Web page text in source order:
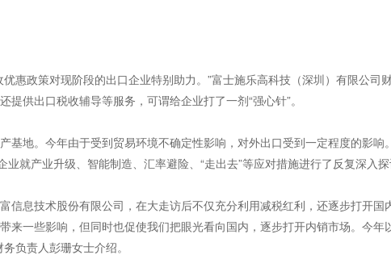
惠政策对现阶段的出口企业特别助力。”富士施乐高科技（深圳）有限公
供出口税收辅导等服务，可谓给企业打了一剂“强心针”。
基地。今年由于受到贸易环境不确定性影响，对外出口受到一定程度的影
就产业升级、智能制造、汇率避险、“走出去”等应对措施进行了反复深入探
信息技术股份有限公司，在大走访后不仅充分利用减税红利，还逐步打开
来一些影响，但同时也促使我们把眼光看向国内，逐步打开内销市场。今
负责人彭珊女士介绍。